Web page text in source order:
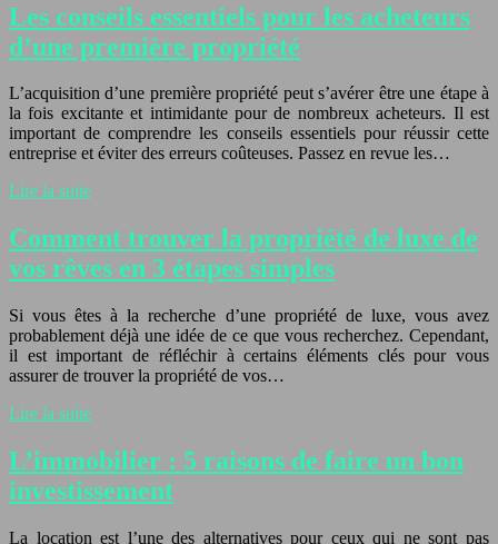
Les conseils essentiels pour les acheteurs
d’une première propriété
L’acquisition d’une première propriété peut s’avérer être une étape à
la fois excitante et intimidante pour de nombreux acheteurs. Il est
important de comprendre les conseils essentiels pour réussir cette
entreprise et éviter des erreurs coûteuses. Passez en revue les…
Lire la suite
Comment trouver la propriété de luxe de
vos rêves en 3 étapes simples
Si vous êtes à la recherche d’une propriété de luxe, vous avez
probablement déjà une idée de ce que vous recherchez. Cependant,
il est important de réfléchir à certains éléments clés pour vous
assurer de trouver la propriété de vos…
Lire la suite
L’immobilier : 5 raisons de faire un bon
investissement
La location est l’une des alternatives pour ceux qui ne sont pas